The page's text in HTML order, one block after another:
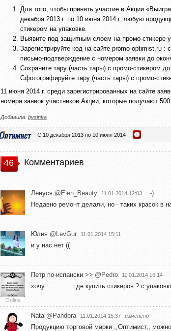
Для того, чтобы принять участие в Акции
декабря 2013 г. по 10 июня 2014 г. любую
стикером на упаковке.
Выявите под защитным слоем на промо-стикере
Зарегистрируйте код на сайте promo-optimist.ru
письмо-подтверждение с номером заявки до
Сохраните тару (часть тары) с промо-стикером
Сфотографируйте тару (часть тары) с промо-
11 июня 2014 г. среди зарегистрированных на сайте
номера заявок участников Акции, которые получают 500
Добавила: bysinka
С 10 декабря 2013 по 10 июня 2014
46 Комментариев
Ленуся @Elen_Beauty 11.01.2014 12:03 :-)
Недавно ремонт делали, но - таких красок в
Юлия @LevGur 11.01.2014 15:11
и у нас нет ((
Online
Петр по-испански >> @Pedro 11.01.2014 15:14
хочу ............. где купить стикеров ? с
Nata @Pandora 11.01.2014 15:37 изменено
Продукцию торговой марки ,,Оптимист,,